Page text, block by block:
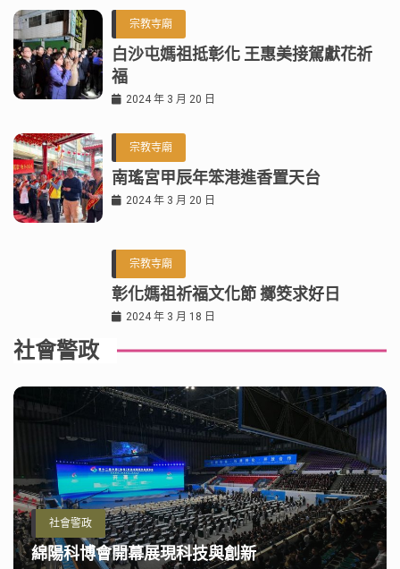
宗教寺廟
白沙屯媽祖抵彰化 王惠美接駕獻花祈
福
2024 年 3 月 20 日
宗教寺廟
南瑤宮甲辰年笨港進香置天台
2024 年 3 月 20 日
宗教寺廟
彰化媽祖祈福文化節 擲筊求好日
2024 年 3 月 18 日
社會警政
社會警政
綿陽科博會開幕展現科技與創新